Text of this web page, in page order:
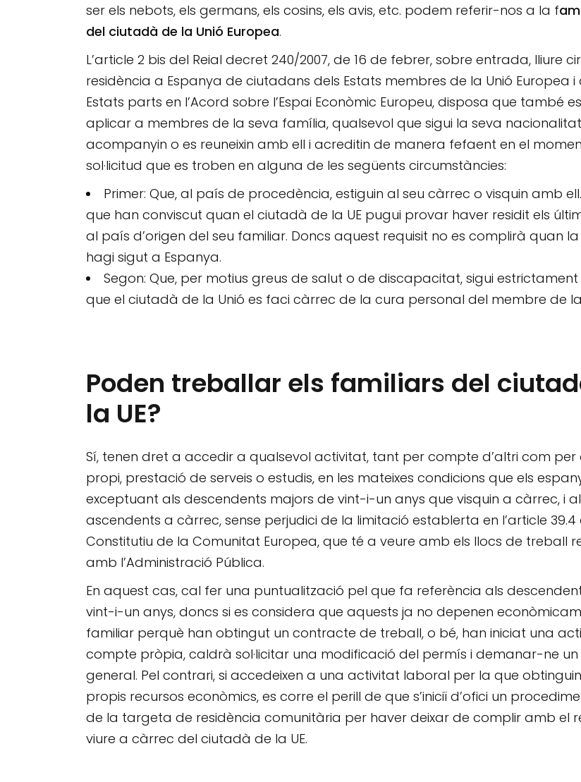
ser els nebots, els germans, els cosins, els avis, etc. podem referir-nos a la f
del ciutadà de la Unió Europea.
L’article 2 bis del Reial decret 240/2007, de 16 de febrer, sobre entrada, lliure
residència a Espanya de ciutadans dels Estats membres de la Unió Europea i
Estats parts en l’Acord sobre l’Espai Econòmic Europeu, disposa que també
aplicar a membres de la seva família, qualsevol que sigui la seva
acompanyin o es reuneixin amb ell i acreditin de manera fefaent en el
sol·licitud que es troben en alguna de les següents circumstàncies:
Primer: Que, al país de procedència, estiguin al seu càrrec o visquin amb
que han conviscut quan el ciutadà de la UE pugui provar haver residit els
al país d’origen del seu familiar. Doncs aquest requisit no es complirà quan
hagi sigut a Espanya.
Segon: Que, per motius greus de salut o de discapacitat, sigui estrictament
que el ciutadà de la Unió es faci càrrec de la cura personal del membre de
Poden treballar els familiars del
la UE?
Sí, tenen dret a accedir a qualsevol activitat, tant per compte d’altri com
propi, prestació de serveis o estudis, en les mateixes condicions que els
exceptuant als descendents majors de vint-i-un anys que visquin a càrrec, i
ascendents a càrrec, sense perjudici de la limitació establerta en l’article
Constitutiu de la Comunitat Europea, que té a veure amb els llocs de treball
amb l’Administració Pública.
En aquest cas, cal fer una puntualització pel que fa referència als
vint-i-un anys, doncs si es considera que aquests ja no depenen
familiar perquè han obtingut un contracte de treball, o bé, han iniciat una
compte pròpia, caldrà sol·licitar una modificació del permís i demanar-ne
general. Pel contrari, si accedeixen a una activitat laboral per la que
propis recursos econòmics, es corre el perill de que s’iniciï d’ofici un
de la targeta de residència comunitària per haver deixar de complir amb el
viure a càrrec del ciutadà de la UE.